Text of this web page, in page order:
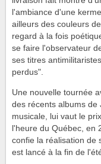
l'ambiance d'une
ailleurs des couleurs
regard à la fois
se faire l'observateur
ses titres
perdus".
Une nouvelle tournée
des récents albums de
musicale, lui vaut le
l'heure du Québec, en
confie la réalisation de
est lancé à la fin de